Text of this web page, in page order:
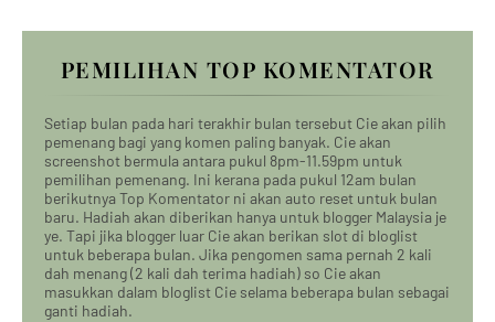
PEMILIHAN TOP KOMENTATOR
Setiap bulan pada hari terakhir bulan tersebut Cie akan pilih
pemenang bagi yang komen paling banyak. Cie akan
screenshot bermula antara pukul 8pm-11.59pm untuk
pemilihan pemenang. Ini kerana pada pukul 12am bulan
berikutnya Top Komentator ni akan auto reset untuk bulan
baru. Hadiah akan diberikan hanya untuk blogger Malaysia je
ye. Tapi jika blogger luar Cie akan berikan slot di bloglist
untuk beberapa bulan. Jika pengomen sama pernah 2 kali
dah menang (2 kali dah terima hadiah) so Cie akan
masukkan dalam bloglist Cie selama beberapa bulan sebagai
ganti hadiah.